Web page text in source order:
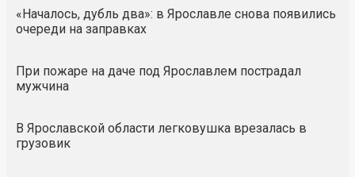
«Началось, дубль два»: в Ярославле снова появились
очереди на заправках
При пожаре на даче под Ярославлем пострадал
мужчина
В Ярославской области легковушка врезалась в
грузовик